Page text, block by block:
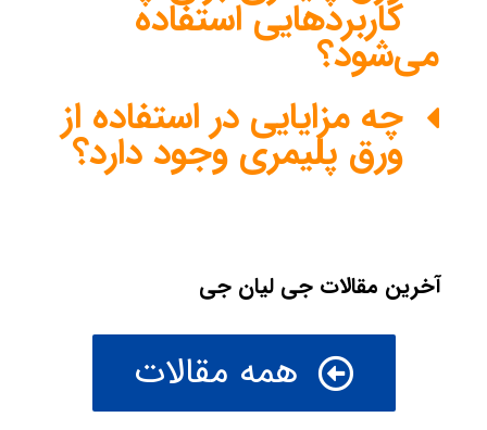
کاربردهایی استفاده
می‌شود؟
چه مزایایی در استفاده از
ورق پلیمری وجود دارد؟
آخرین مقالات جی لیان جی
همه مقالات